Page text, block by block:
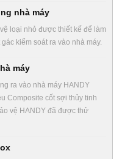
nhà máy
loại nhỏ được thiết kế để làm
kiểm soát ra vào nhà máy.
máy
ra vào nhà máy HANDY
Composite cốt sợi thủy tinh
vệ HANDY đã được thử